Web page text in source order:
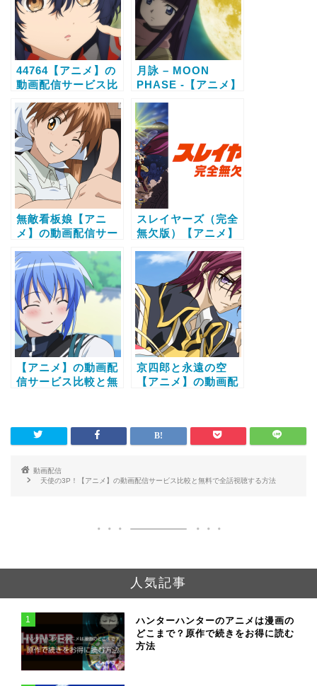
44764【アニメ】の
動画配信サービス比
する方法
月詠 – MOON
PHASE -【アニメ】
比較と無料で全話視
聴する方法
無敵看板娘【アニ
メ】の動画配信サー
話視聴する方法
スレイヤーズ（完全
無欠版）【アニメ】
比較と無料で全話視
聴する方法
【アニメ】の動画配
信サービス比較と無
京四郎と永遠の空
【アニメ】の動画配
法
動画配信
天使の3P！【アニメ】の動画配信サービス比較と無料で全話視聴する方法
人気記事
1
ハンターハンターのアニメは漫画の
どこまで？原作で続きをお得に読む
方法